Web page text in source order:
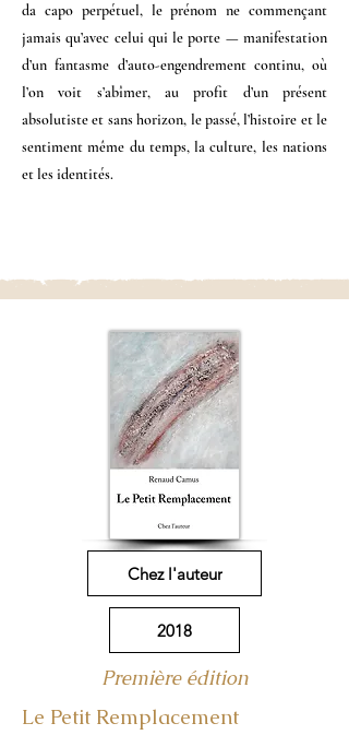
da capo perpétuel, le prénom ne commençant
jamais qu’avec celui qui le porte — manifestation
d’un fantasme d’auto-engendrement continu, où
l’on voit s’abîmer, au profit d’un présent
absolutiste et sans horizon, le passé, l’histoire et le
sentiment même du temps, la culture, les nations
et les identités.
Chez l'auteur
2018
Première édition
Le Petit Remplacement